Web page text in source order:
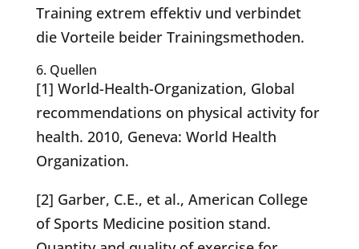
Training extrem effektiv und verbindet
die Vorteile beider Trainingsmethoden.
6. Quellen
[1] World-Health-Organization, Global
recommendations on physical activity for
health. 2010, Geneva: World Health
Organization.
[2] Garber, C.E., et al., American College
of Sports Medicine position stand.